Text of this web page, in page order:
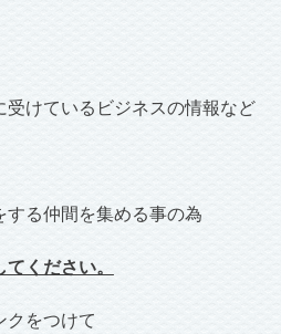
けているビジネスの情報など
する仲間を集める事の為
ください。
クをつけて